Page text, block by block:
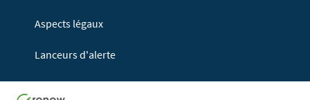
Aspects légaux
Lanceurs d'alerte